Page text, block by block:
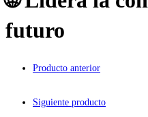
futuro
Producto anterior
Siguiente producto